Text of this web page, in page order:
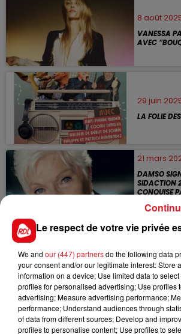
8 août
VANESSA
AVEC
29 juin
LA FOLIE
21 mars
DAMSO
SIDACTION
CONQUISE
Le week-
nouvel
rappeur
16 mars
Hier soir, lors
opposant la
de France,
exclusivité
laquelle...
Le respect de votre vie privée
We and our (447) partnersdo the following data
your consent and/or our legitimate interest: Store
information on a device; Use limited data to
profiles for personalised advertising; Use profiles
advertising; Measure advertising performance;
performance; Understand audiences through
of data from different sources; Develop and
profiles to personalise content; Use profiles to